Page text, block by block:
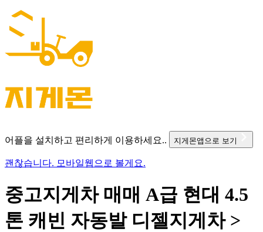
어플을 설치하고 편리하게 이용하세요.. 지게몬앱으로 보기
괜찮습니다. 모바일웹으로 볼게요.
중고지게차 매매 A급 현대 4.5
톤 캐빈 자동발 디젤지게차 >